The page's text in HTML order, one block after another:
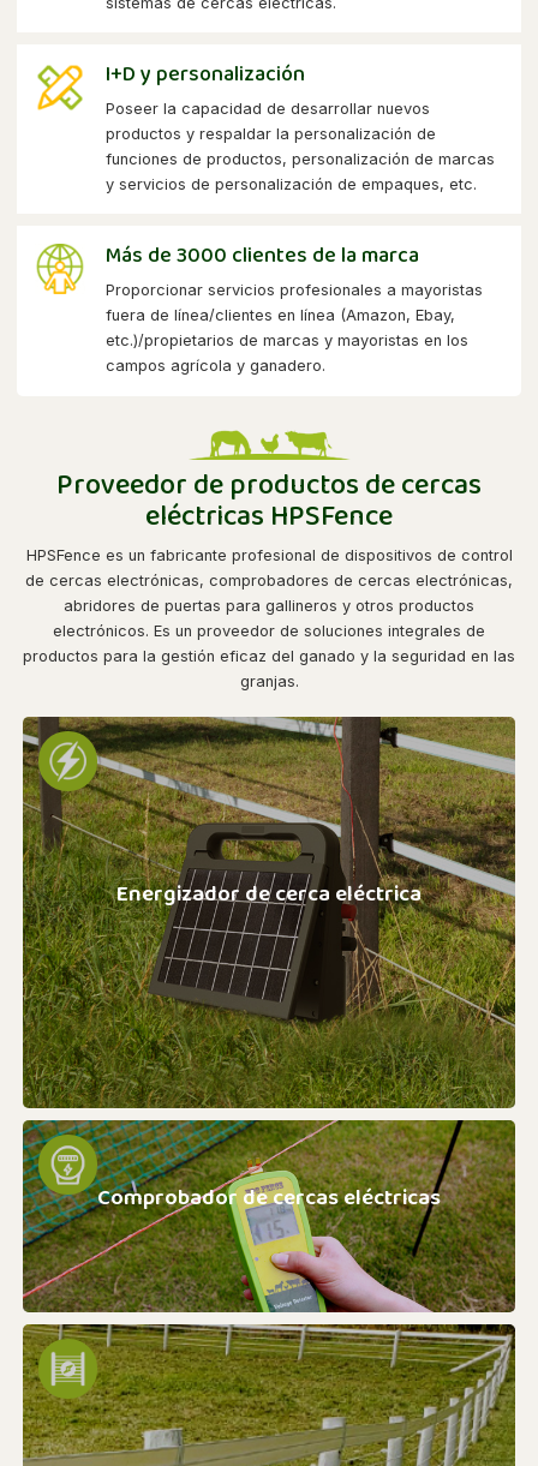
I+D y personalización
Poseer la capacidad de desarrollar nuevos
productos y respaldar la personalización de
funciones de productos, personalización de marcas
y servicios de personalización de empaques, etc.
Más de 3000 clientes de la marca
Proporcionar servicios profesionales a mayoristas
fuera de línea/clientes en línea (Amazon, Ebay,
etc.)/propietarios de marcas y mayoristas en los
campos agrícola y ganadero.
Proveedor de productos de cercas
eléctricas HPSFence
HPSFence es un fabricante profesional de dispositivos de control
de cercas electrónicas, comprobadores de cercas electrónicas,
abridores de puertas para gallineros y otros productos
electrónicos. Es un proveedor de soluciones integrales de
productos para la gestión eficaz del ganado y la seguridad en las
granjas.
Energizador de cerca eléctrica
Comprobador de cercas eléctricas